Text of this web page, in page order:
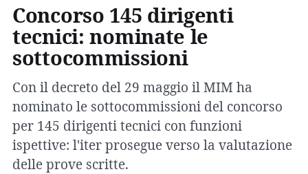
Concorso 145 dirigenti
tecnici: nominate le
sottocommissioni
Con il decreto del 29 maggio il MIM ha
nominato le sottocommissioni del concorso
per 145 dirigenti tecnici con funzioni
ispettive: l'iter prosegue verso la valutazione
delle prove scritte.